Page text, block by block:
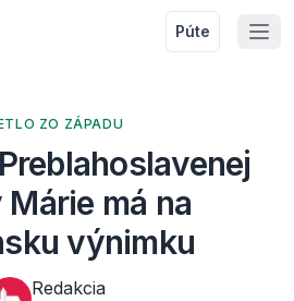
Púte
ZO ZÁPADU
Márie má na
výnimku
Redakcia